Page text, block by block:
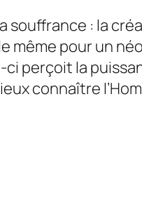
: la
pour un
perçoit la
connaître